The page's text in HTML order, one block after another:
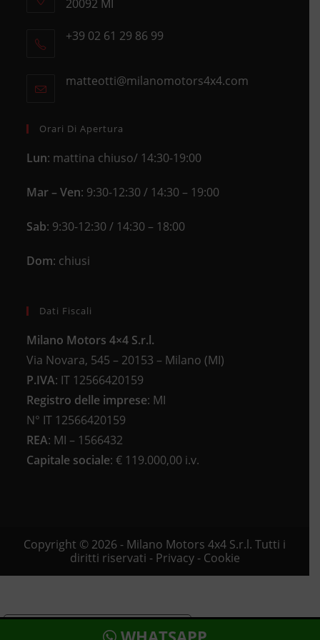
20092 MI
in
tab
+39 02 61 29 86 99
your
matteotti@milanomotors4x4.comOpens
Orari Di Apertura
Lun: mattina chiuso/ 14:30-19:00
Mar – Ven: 9:30-12:30 / 14:30 – 19:00
Sab: 9:30-12:30 / 14:30 – 18:00
Dom: chiusi
Dati Fiscali
Milano Motors 4×4 S.r.l.
Via Novara, 545 – 20153 – Milano (MI)
P.IVA: IT 12566420159
Registro delle imprese: MI
N° IT 12566420159
REA: MI – 1566432
Capitale sociale: € 119.000,00 i.v.
Copyright © 2026 - Milano Motors 4x4 S.r.l. Tutti i
diritti riservati - Privacy- Cookie